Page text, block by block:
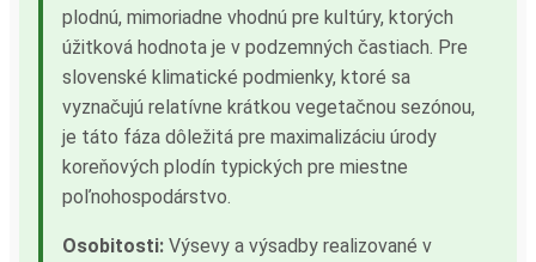
plodnú, mimoriadne vhodnú pre kultúry, ktorých
úžitková hodnota je v podzemných častiach. Pre
slovenské klimatické podmienky, ktoré sa
vyznačujú relatívne krátkou vegetačnou sezónou,
je táto fáza dôležitá pre maximalizáciu úrody
koreňových plodín typických pre miestne
poľnohospodárstvo.
Osobitosti: Výsevy a výsadby realizované v